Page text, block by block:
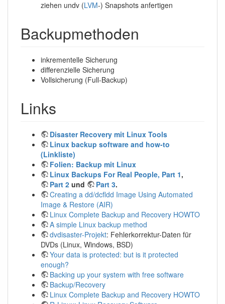
ziehen undv (LVM-) Snapshots anfertigen
Backupmethoden
inkrementelle Sicherung
differenzielle Sicherung
Vollsicherung (Full-Backup)
Links
Disaster Recovery mit Linux Tools
Linux backup software and how-to
(Linkliste)
Folien: Backup mit Linux
Linux Backups For Real People, Part 1,
Part 2 und Part 3.
Creating a dd/dcfldd Image Using Automated
Image & Restore (AIR)
Linux Complete Backup and Recovery HOWTO
A simple Linux backup method
dvdisaster-Projekt: Fehlerkorrektur-Daten für
DVDs (Linux, Windows, BSD)
Your data is protected: but is it protected
enough?
Backing up your system with free software
Backup/Recovery
Linux Complete Backup and Recovery HOWTO